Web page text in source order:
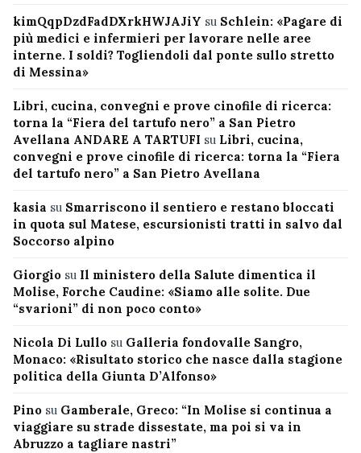
kimQqpDzdFadDXrkHWJAJiY su Schlein: «Pagare di
più medici e infermieri per lavorare nelle aree
interne. I soldi? Togliendoli dal ponte sullo stretto
di Messina»
Libri, cucina, convegni e prove cinofile di ricerca:
torna la “Fiera del tartufo nero” a San Pietro
Avellana ANDARE A TARTUFI su Libri, cucina,
convegni e prove cinofile di ricerca: torna la “Fiera
del tartufo nero” a San Pietro Avellana
kasia su Smarriscono il sentiero e restano bloccati
in quota sul Matese, escursionisti tratti in salvo dal
Soccorso alpino
Giorgio su Il ministero della Salute dimentica il
Molise, Forche Caudine: «Siamo alle solite. Due
“svarioni” di non poco conto»
Nicola Di Lullo su Galleria fondovalle Sangro,
Monaco: «Risultato storico che nasce dalla stagione
politica della Giunta D’Alfonso»
Pino su Gamberale, Greco: “In Molise si continua a
viaggiare su strade dissestate, ma poi si va in
Abruzzo a tagliare nastri”